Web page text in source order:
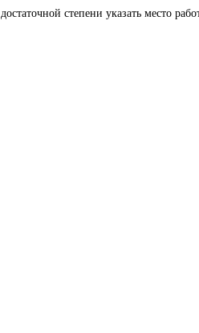
степени указать место